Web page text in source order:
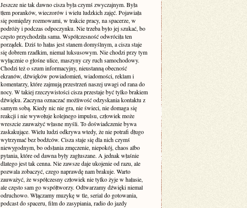
Jeszcze nie tak dawno cisza była czymś zwyczajnym. Była
tłem poranków, wieczorów i wielu ludzkich zajęć. Pojawiała
się pomiędzy rozmowami, w trakcie pracy, na spacerze, w
podróży i podczas odpoczynku. Nie trzeba było jej szukać, bo
często przychodziła sama. Współczesność odwróciła ten
porządek. Dziś to hałas jest stanem domyślnym, a cisza staje
się dobrem rzadkim, niemal luksusowym. Nie chodzi przy tym
wyłącznie o głośne ulice, maszyny czy ruch samochodowy.
Chodzi też o szum informacyjny, nieustanną obecność
ekranów, dźwięków powiadomień, wiadomości, reklam i
komentarzy, które zajmują przestrzeń naszej uwagi od rana do
nocy. W takiej rzeczywistości cisza przestaje być tylko brakiem
dźwięku. Zaczyna oznaczać możliwość odzyskania kontaktu z
samym sobą. Kiedy nic nie gra, nie świeci, nie domaga się
reakcji i nie wywołuje kolejnego impulsu, człowiek może
wreszcie zauważyć własne myśli. To doświadczenie bywa
zaskakujące. Wielu ludzi odkrywa wtedy, że nie potrafi długo
wytrzymać bez bodźców. Cisza staje się dla nich czymś
niewygodnym, bo odsłania zmęczenie, niepokój, chaos albo
pytania, które od dawna były zagłuszane. A jednak właśnie
dlatego jest tak cenna. Nie zawsze daje ukojenie od razu, ale
pozwala zobaczyć, czego naprawdę nam brakuje. Warto
zauważyć, że współczesny człowiek nie tylko żyje w hałasie,
ale często sam go współtworzy. Odtwarzamy dźwięki niemal
odruchowo. Włączamy muzykę w tle, serial do gotowania,
podcast do spaceru, film do zasypiania, radio do jazdy